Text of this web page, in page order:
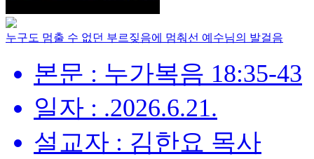
누구도 멈출 수 없던 부르짖음에 멈춰선 예수님의 발걸음
본문 : 누가복음 18:35-43
일자 : .2026.6.21.
설교자 : 김한요 목사